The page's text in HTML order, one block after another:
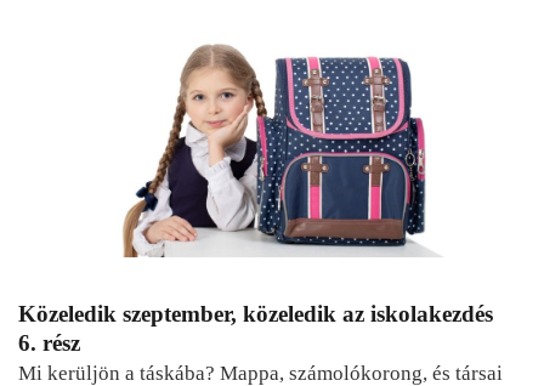
Közeledik szeptember, közeledik az iskolakezdés
6. rész
Mi kerüljön a táskába? Mappa, számolókorong, és társai